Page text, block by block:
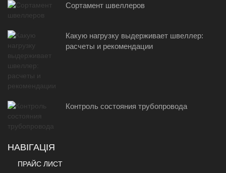
Сортамент швеллеров
Какую нагрузку выдерживает швеллер:
расчеты и рекомендации
Контроль состояния трубопровода
НАВІГАЦІЯ
ПРАЙС ЛИСТ